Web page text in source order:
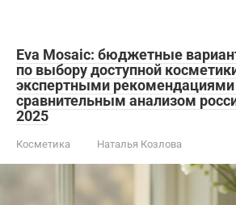
Eva Mosaic: бюджетные
по выбору доступной
экспертными рекомендациями
сравнительным анализом
2025
Косметика Наталья Козлова